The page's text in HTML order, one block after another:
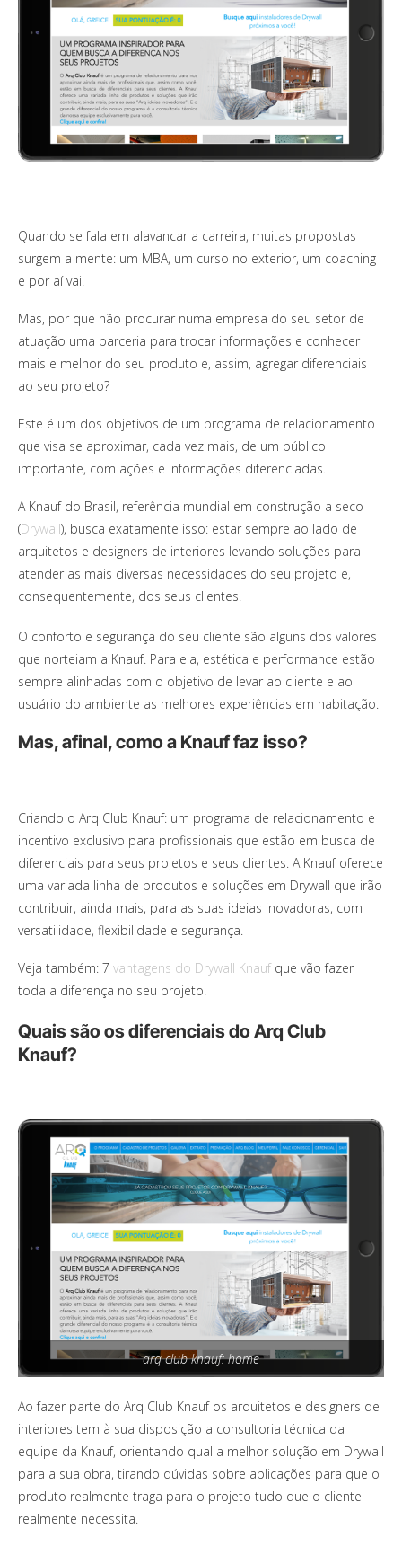
Quando se fala em alavancar a carreira, muitas propostas
surgem a mente: um MBA, um curso no exterior, um coaching
e por aí vai.
Mas, por que não procurar numa empresa do seu setor de
atuação uma parceria para trocar informações e conhecer
mais e melhor do seu produto e, assim, agregar diferenciais
ao seu projeto?
Este é um dos objetivos de um programa de relacionamento
que visa se aproximar, cada vez mais, de um público
importante, com ações e informações diferenciadas.
A Knauf do Brasil, referência mundial em construção a seco
(Drywall), busca exatamente isso: estar sempre ao lado de
arquitetos e designers de interiores levando soluções para
atender as mais diversas necessidades do seu projeto e,
consequentemente, dos seus clientes.
O conforto e segurança do seu cliente são alguns dos valores
que norteiam a Knauf. Para ela, estética e performance estão
sempre alinhadas com o objetivo de levar ao cliente e ao
usuário do ambiente as melhores experiências em habitação.
Mas, afinal, como a Knauf faz isso?
Criando o Arq Club Knauf: um programa de relacionamento e
incentivo exclusivo para profissionais que estão em busca de
diferenciais para seus projetos e seus clientes. A Knauf oferece
uma variada linha de produtos e soluções em Drywall que irão
contribuir, ainda mais, para as suas ideias inovadoras, com
versatilidade, flexibilidade e segurança.
Veja também: 7 vantagens do Drywall Knaufque vão fazer
toda a diferença no seu projeto.
Quais são os diferenciais do Arq Club
Knauf?
arq club knauf: home
Ao fazer parte do Arq Club Knauf os arquitetos e designers de
interiores tem à sua disposição a consultoria técnica da
equipe da Knauf, orientando qual a melhor solução em Drywall
para a sua obra, tirando dúvidas sobre aplicações para que o
produto realmente traga para o projeto tudo que o cliente
realmente necessita.